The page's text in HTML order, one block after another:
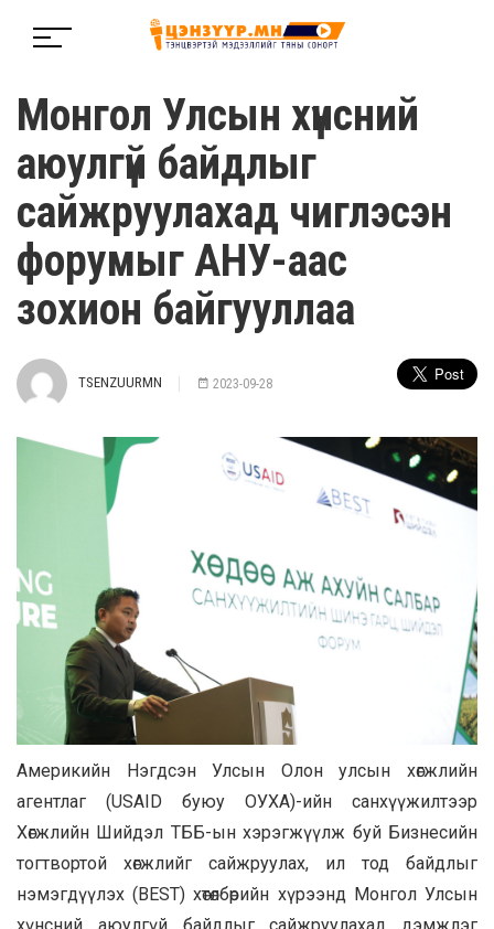
Монгол Улсын хүнсний
аюулгүй байдлыг
сайжруулахад чиглэсэн
форумыг АНУ-аас
зохион байгууллаа
TSENZUURMN 2023-09-28
Америкийн Нэгдсэн Улсын Олон улсын хөгжлийн
агентлаг (USAID буюу ОУХА)-ийн санхүүжилтээр
Хөгжлийн Шийдэл ТББ-ын хэрэгжүүлж буй Бизнесийн
тогтвортой хөгжлийг сайжруулах, ил тод байдлыг
нэмэгдүүлэх (BEST) хөтөлбөрийн хүрээнд Монгол Улсын